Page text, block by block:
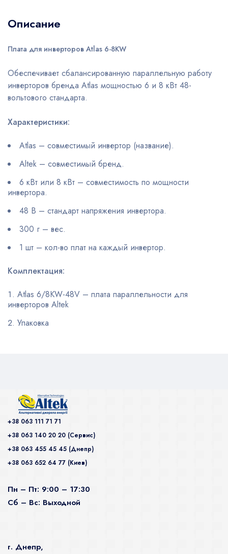
Описание
Плата для инверторов Atlas 6-8KW
Обеспечивает сбалансированную параллельную работу
инверторов бренда Atlas мощностью 6 и 8 кВт 48-
вольтового стандарта.
Характеристики:
Atlas – совместимый инвертор (название).
Altek – совместимый бренд.
6 кВт или 8 кВт – совместимость по мощности
инвертора.
48 В – стандарт напряжения инвертора.
300 г – вес.
1 шт – кол-во плат на каждый инвертор.
Комплектация:
Atlas 6/8KW-48V – плата параллельности для
инверторов Altek
Упаковка
+38 063 111 71 71
+38 063 140 20 20 (Сервис)
+38 063 455 45 45 (Днепр)
+38 063 652 64 77 (Киев)
Пн – Пт: 9:00 – 17:30
Сб – Вс: Выходной
г. Днепр,